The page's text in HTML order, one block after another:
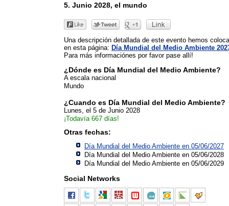
5. Junio 2028, el mundo
Una descripción detallada de este evento hemos
en esta página: Día Mundial del Medio Ambiente
Para más informaciónes por favor pase allí!
¿Dónde es Día Mundial del Medio Ambiente?
A escala nacional
Mundo
¿Cuando es Día Mundial del Medio Ambiente?
Lunes, el 5 de Junio 2028
¡Todavía 667 días!
Otras fechas:
Día Mundial del Medio Ambiente en 05/06/2027
Día Mundial del Medio Ambiente en 05/06/2028
Día Mundial del Medio Ambiente en 05/06/2029
Social Networks